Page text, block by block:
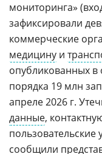
мониторинга»
зафиксировали
коммерческие
медицину и
опубликованных в
порядка 19 млн
апреле 2026 г.
данные,
пользовательские
сообщили